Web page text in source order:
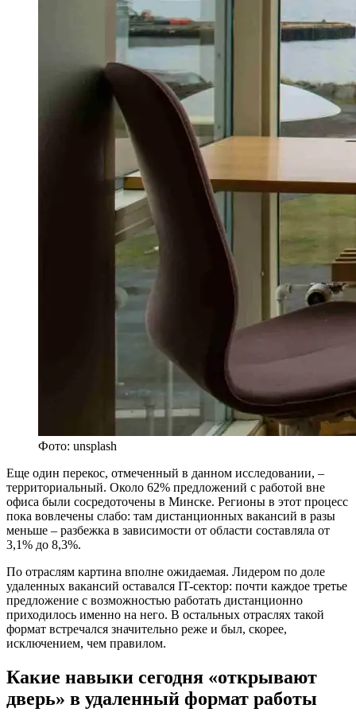
Фото: unsplash
Еще один перекос, отмеченный в данном исследовании, –
территориальный. Около 62% предложений с работой вне
офиса были сосредоточены в Минске. Регионы в этот процесс
пока вовлечены слабо: там дистанционных вакансий в разы
меньше – разбежка в зависимости от области составляла от
3,1% до 8,3%.
По отраслям картина вполне ожидаемая. Лидером по доле
удаленных вакансий оставался IT-сектор: почти каждое третье
предложение с возможностью работать дистанционно
приходилось именно на него. В остальных отраслях такой
формат встречался значительно реже и был, скорее,
исключением, чем правилом.
Какие навыки сегодня «открывают
дверь» в удаленный формат работы